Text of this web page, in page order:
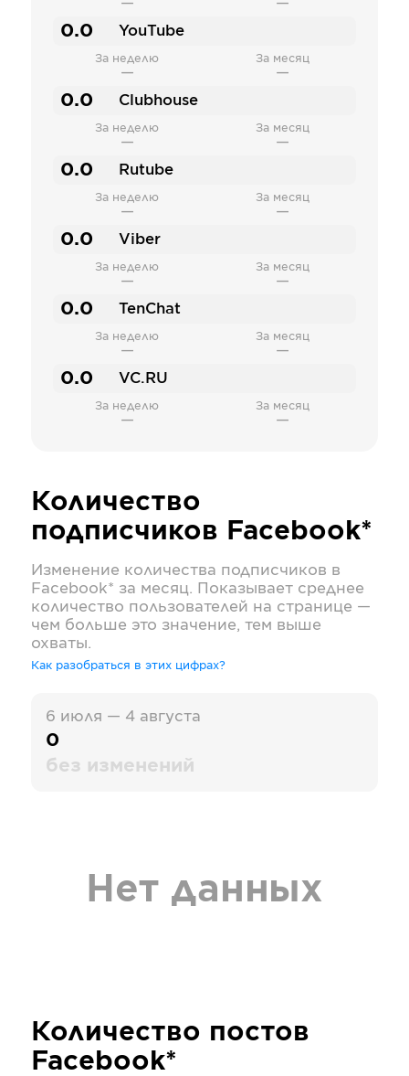
— —
0.0 YouTube
За неделю
—
За месяц
—
0.0 Clubhouse
За неделю
—
За месяц
—
0.0 Rutube
За неделю
—
За месяц
—
0.0 Viber
За неделю
—
За месяц
—
0.0 TenChat
За неделю
—
За месяц
—
0.0 VC.RU
За неделю
—
За месяц
—
Количество
подписчиков Facebook*
Изменение количества подписчиков в
Facebook* за месяц. Показывает среднее
количество пользователей на странице —
чем больше это значение, тем выше
охваты.
Как разобраться в этих цифрах?
6 июля — 4 августа
0
без изменений
Нет данных
Количество постов
Facebook*